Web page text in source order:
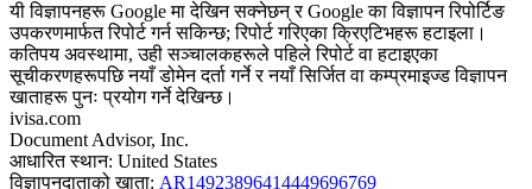
यी विज्ञापनहरू Google मा देखिन सक्नेछन् र Google का विज्ञापन रिपोर्टिङ
उपकरणमार्फत रिपोर्ट गर्न सकिन्छ; रिपोर्ट गरिएका क्रिएटिभहरू हटाइला।
कतिपय अवस्थामा, उही सञ्चालकहरूले पहिले रिपोर्ट वा हटाइएका
सूचीकरणहरूपछि नयाँ डोमेन दर्ता गर्ने र नयाँ सिर्जित वा कम्प्रमाइज्ड विज्ञापन
खाताहरू पुनः प्रयोग गर्ने देखिन्छ।
ivisa.com
Document Advisor, Inc.
आधारित स्थान: United States
विज्ञापनदाताको खाता: AR14923896414449696769